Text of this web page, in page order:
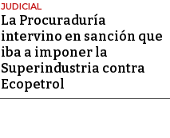
JUDICIAL
La Procuraduría
intervino en sanción que
iba a imponer la
Superindustria contra
Ecopetrol